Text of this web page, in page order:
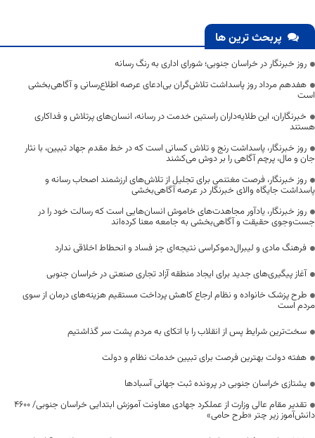
پربحث ترین ها
روز خبرنگار در خراسان جنوبی؛ شورای اداری به رنگ رسانه
هفدهم مرداد روز پاسداشت تلاش‌گران بی‌ادعای عرصه اطلاع‌رسانی و آگاهی‌بخشی
است
خبرنگاران، این طلایه‌داران راستین خدمت در رسانه، انسان‌های پرتلاش و فداکاری
هستند
روز خبرنگار، پاسداشت رنج و تلاش کسانی است که در خط مقدم جهاد تبیین، با نثار
جان و مال، پرچم آگاهی را بر دوش می‌کشند
روز خبرنگار، فرصت مغتنمی برای تجلیل از تلاش‌های ارزشمند اصحاب رسانه و
پاسداشت جایگاه والای خبرنگار در عرصه آگاهی‌بخشی
روز خبرنگار، یادآور مجاهدت‌های خاموش انسان‌هایی است که رسالت خود را در
جست‌وجوی حقیقت و آگاهی‌بخشی به جامعه معنا کرده‌اند
فرهنگ مادی و لیبرال‌دموکراسی نتیجه‌ای جز فساد و انحطاط اخلاقی ندارد
آغاز پیگیری‌های جدید برای ایجاد منطقه آزاد تجاری صنعتی در خراسان جنوبی
طرح پزشک خانواده و نظام ارجاع کاهش پرداخت مستقیم هزینه‌های درمان از سوی
مردم است
سخت‌ترین شرایط پس از انقلاب را با اتکای به مردم پشت سر گذاشتیم
هفته دولت بهترین فرصت برای تبیین خدمات نظام و دولت
یشتازی خراسان جنوبی در پرونده ثبت جهانی آسبادها
تقدیر مقام عالی وزارت از عملکرد جهادی معاونت آموزش ابتدایی خراسان جنوبی/ ۴۶۰۰
دانش‌آموز زیر چتر «طرح حامی»